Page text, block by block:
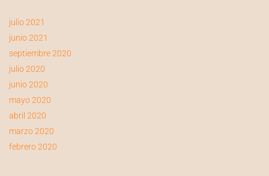
julio 2021
junio 2021
septiembre 2020
julio 2020
junio 2020
mayo 2020
abril 2020
marzo 2020
febrero 2020